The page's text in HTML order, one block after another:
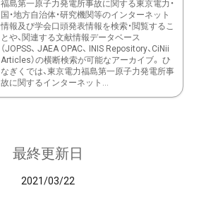
福島第一原子力発電所事故に関する東京電力・
国・地方自治体・研究機関等のインターネット
情報及び学会口頭発表情報を検索・閲覧するこ
とや、関連する文献情報データベース
（JOPSS、 JAEA OPAC、 INIS Repository、CiNii
Articles）の横断検索が可能なアーカイブ。 ひ
なぎくでは、東京電力福島第一原子力発電所事
故に関するインターネット...
最終更新日
2021/03/22